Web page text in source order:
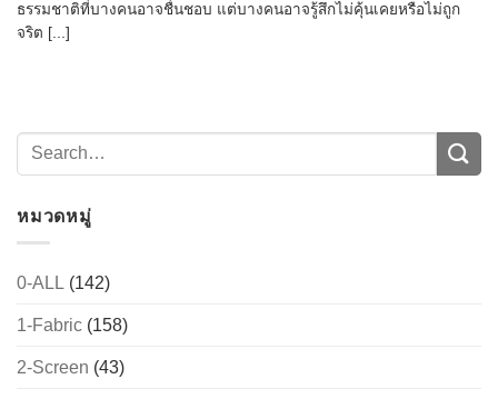
ธรรมชาติที่บางคนอาจชื่นชอบ แต่บางคนอาจรู้สึกไม่คุ้นเคยหรือไม่ถูก
จริต [...]
หมวดหมู่
0-ALL (142)
1-Fabric (158)
2-Screen (43)